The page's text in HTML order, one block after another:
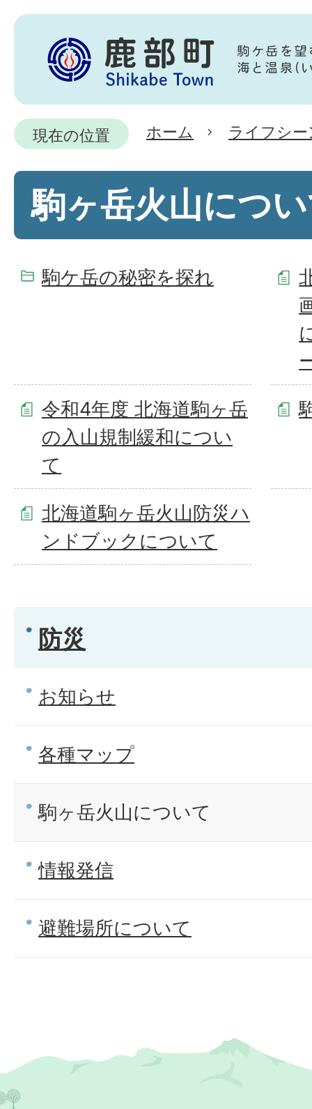
現在の位置 ホーム ライフシ
駒ヶ岳火山につ
駒ケ岳の秘密を探れ
令和4年度 北海道駒ヶ岳
の入山規制緩和につい
て
北海道駒ヶ岳火山防災ハ
ンドブックについて
防災
お知らせ
各種マップ
駒ヶ岳火山について
情報発信
避難場所について